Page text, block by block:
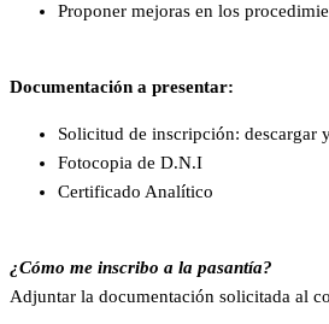
Proponer mejoras en los
Documentación a presentar:
Solicitud de inscripción: descargar
Fotocopia de D.N.I
Certificado Analítico
¿Cómo me inscribo a la pasantía?
Adjuntar la documentación solicitada al